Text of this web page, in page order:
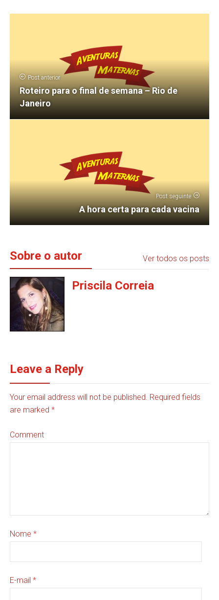
Post anterior
Roteiro para o final de semana – Rio de
Janeiro
Post seguinte
A hora certa para cada vacina
Sobre o autor Ver todos os posts
Priscila Correia
Leave a Reply
Your email address will not be published. Required fields
are marked *
Comment
Nome *
E-mail *